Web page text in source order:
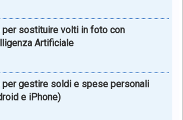
per sostituire volti in foto con
Artificiale
per gestire soldi e spese personali
e iPhone)